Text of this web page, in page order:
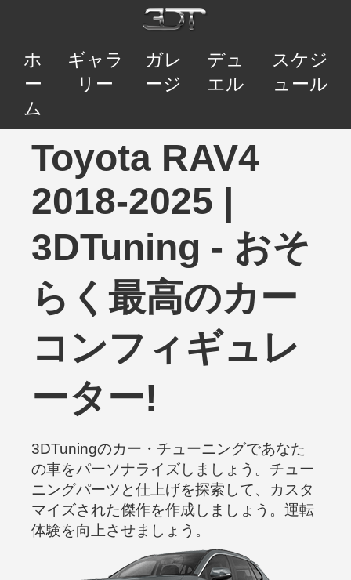
ホ
ー
ム
ギャラ
リー
ガレ
ージ
デュ
エル
スケジ
ュール
Toyota RAV4
2018-2025 |
3DTuning - おそ
らく最高のカー
コンフィギュレ
ーター!
3DTuningのカー・チューニングであなた
の車をパーソナライズしましょう。チュー
ニングパーツと仕上げを探索して、カスタ
マイズされた傑作を作成しましょう。運転
体験を向上させましょう。